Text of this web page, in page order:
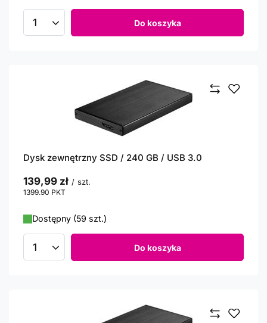
Ilość produktów Do koszyka
Dysk zewnętrzny SSD / 240 GB / USB 3.0
139,99 zł / szt.
1399.90 PKT
Dostępny (59 szt.)
Ilość produktów Do koszyka